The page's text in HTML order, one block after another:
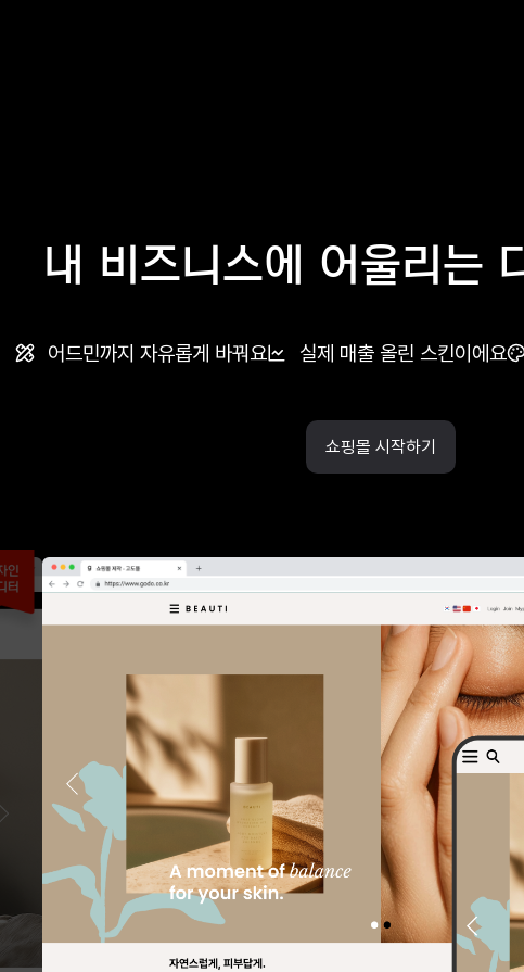
내 비즈니스에 어울리는
강점
어드민까지 자유롭게 바꿔요 실제 매출 올린 스킨이에요
쇼핑몰 시작하기